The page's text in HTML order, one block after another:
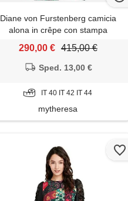
Diane von Furstenberg camicia
alona in crêpe con stampa
290,00 € 415,00 €
Sped. 13,00 €
IT 40 IT 42 IT 44
mytheresa